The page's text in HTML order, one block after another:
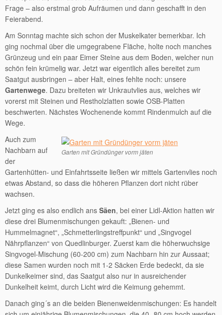
Frage – also erstmal grob Aufräumen und dann geschafft in den
Feierabend.
Am Sonntag machte sich schon der Muskelkater bemerkbar. Ich
ging nochmal über die umgegrabene Fläche, holte noch manches
Grünzeug und ein paar Eimer Steine aus dem Boden, welcher nun
schön fein krümelig war. Jetzt war eigentlich alles bereitet zum
Saatgut ausbringen – aber Halt, eines fehlte noch: unsere
Gartenwege. Dazu breiteten wir Unkrautvlies aus, welches wir
vorerst mit Steinen und Restholzlatten sowie OSB-Platten
beschwerten. Nächstes Wochenende kommt Rindenmulch auf die
Wege.
Garten mit Gründünger vorm jäten
Auch zum
Nachbarn auf
der
Gartenhütten- und Einfahrtsseite ließen wir mittels Gartenvlies noch
etwas Abstand, so dass die höheren Pflanzen dort nicht rüber
wachsen.
Jetzt ging es also endlich ans Säen, bei einer Lidl-Aktion hatten wir
diese drei Blumenmischungen gekauft: „Bienen- und
Hummelmagnet“, „Schmetterlingstreffpunkt“ und „Singvogel
Nährpflanzen“ von Quedlinburger. Zuerst kam die höherwuchsige
Singvogel-Mischung (60-200 cm) zum Nachbarn hin zur Aussaat;
diese Samen wurden noch mit 1-2 Säcken Erde bedeckt, da sie
Dunkelkeimer sind, das Saatgut also nur in ausreichender
Dunkelheit keimt, durch Licht wird die Keimung gehemmt.
Danach ging´s an die beiden Bienenweidenmischungen: Es handelt